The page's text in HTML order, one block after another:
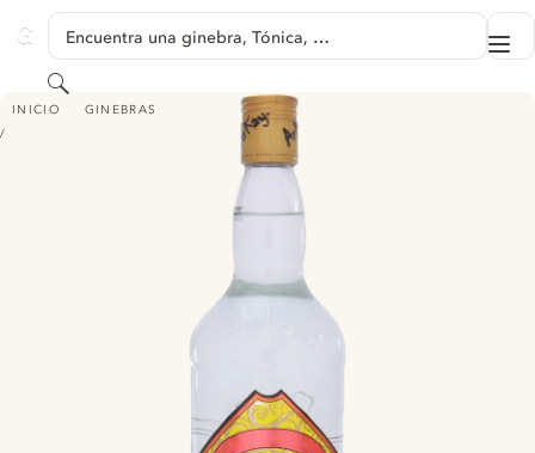
GINVENTORY
Encuentra una ginebra, Tónica, …
Buscar
INICIO GINEBRAS
ARKAY GIN - ALCOHOL FREE